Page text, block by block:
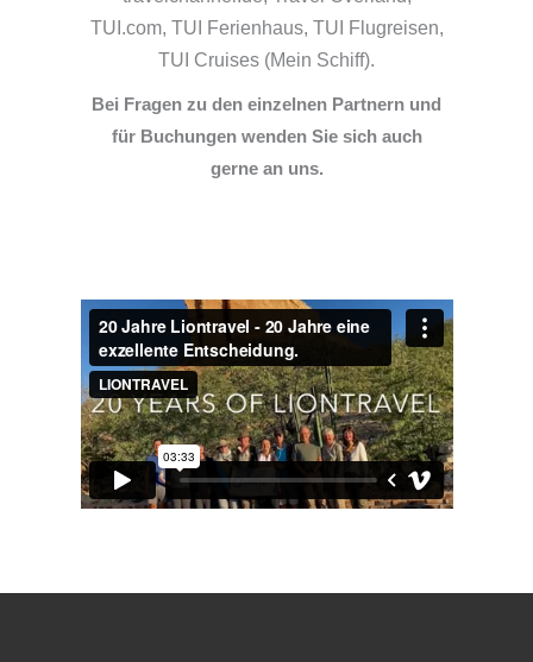
TUI.com, TUI Ferienhaus, TUI Flugreisen,
TUI Cruises (Mein Schiff).
Bei Fragen zu den einzelnen Partnern und
für Buchungen wenden Sie sich auch
gerne an uns.